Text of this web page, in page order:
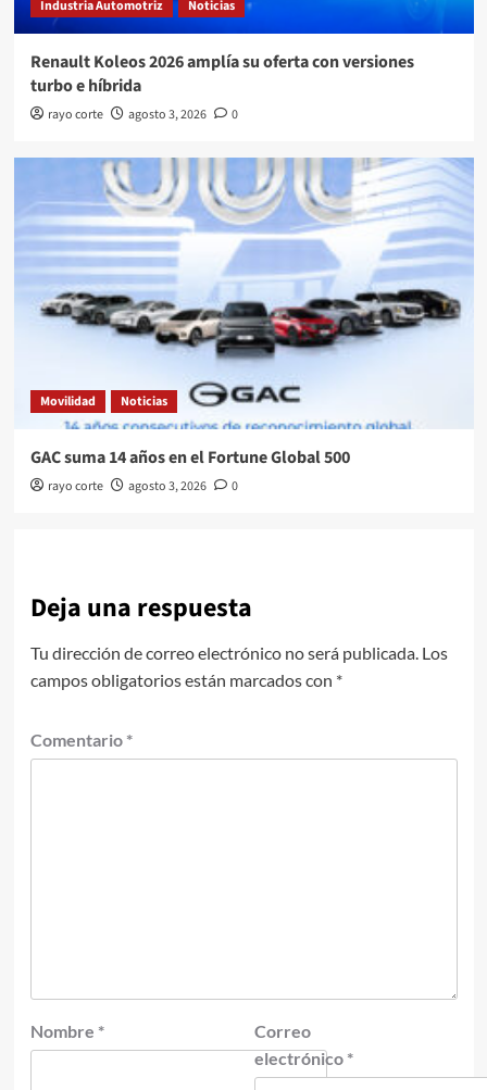
Industria Automotriz Noticias
Renault Koleos 2026 amplía su oferta con versiones
turbo e híbrida
rayo corte agosto 3, 2026 0
Movilidad Noticias
GAC suma 14 años en el Fortune Global 500
rayo corte agosto 3, 2026 0
Deja una respuesta
Tu dirección de correo electrónico no será publicada. Los
campos obligatorios están marcados con *
Comentario *
Nombre *
Correo
electrónico *